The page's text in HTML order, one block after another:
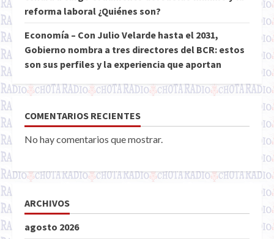
reforma laboral ¿Quiénes son?
Economía – Con Julio Velarde hasta el 2031,
Gobierno nombra a tres directores del BCR: estos
son sus perfiles y la experiencia que aportan
COMENTARIOS RECIENTES
No hay comentarios que mostrar.
ARCHIVOS
agosto 2026